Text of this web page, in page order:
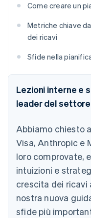
Come creare un
Metriche chiave
dei ricavi
Sfide nella
Lezioni interne e
leader del settore
Abbiamo chiesto
Visa, Anthropic e
loro comprovate,
intuizioni e
crescita dei ricavi
nostra nuova
sfide più